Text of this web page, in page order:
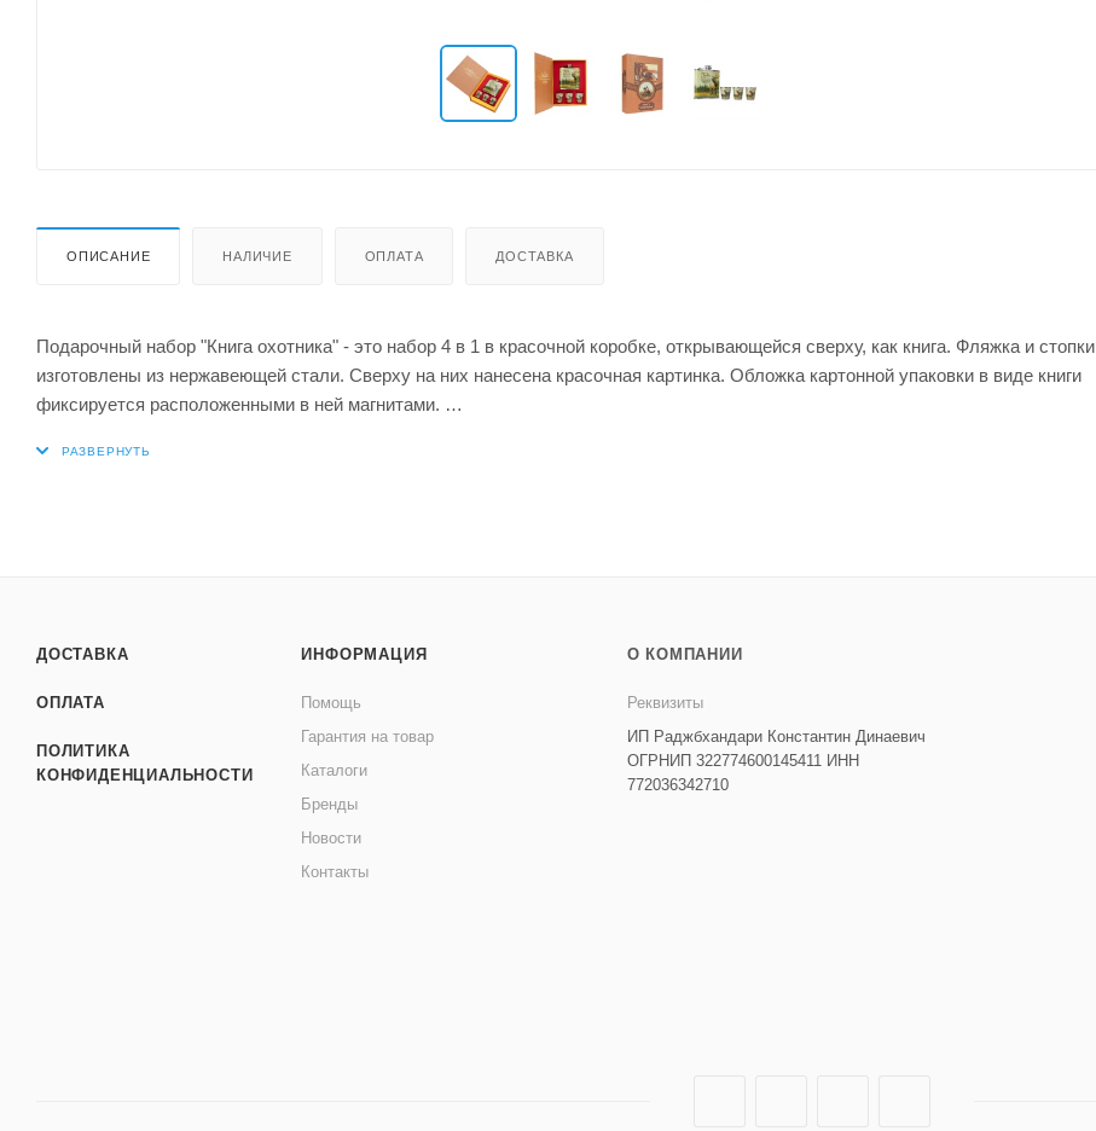
ОПИСАНИЕ НАЛИЧИЕ ОПЛАТА ДОСТАВКА
Подарочный набор "Книга охотника" - это набор 4 в 1 в красочной коробке, открывающейся сверху, как книга. Фляжка и стопки
изготовлены из нержавеющей стали. Сверху на них нанесена красочная картинка. Обложка картонной упаковки в виде книги
фиксируется расположенными в ней магнитами.
ДОСТАВКА
ОПЛАТА
ПОЛИТИКА
КОНФИДЕНЦИАЛЬНОСТИ
ИНФОРМАЦИЯ
Помощь
Гарантия на товар
Каталоги
Бренды
Новости
Контакты
О КОМПАНИИ
Реквизиты
ИП Раджбхандари Константин Динаевич
ОГРНИП 322774600145411 ИНН
772036342710